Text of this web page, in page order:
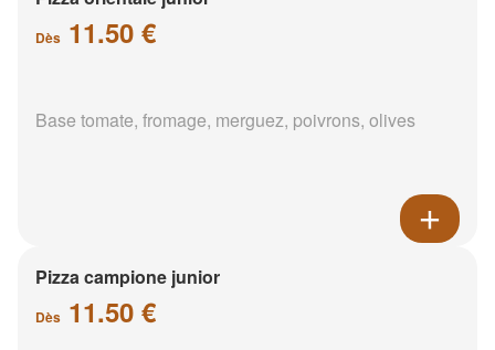
Dès 11.50 €
Base tomate, fromage, merguez, poivrons, olives
Pizza campione junior
Dès 11.50 €